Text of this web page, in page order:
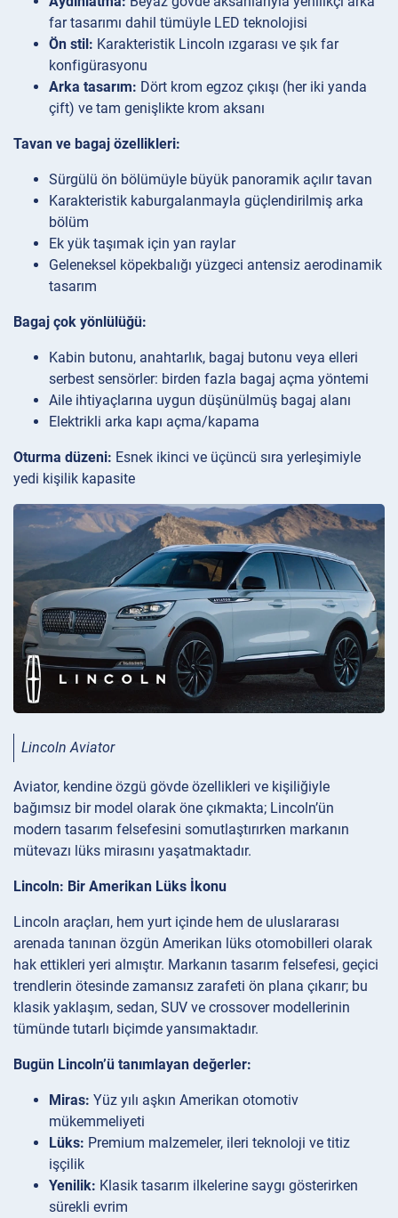
far tasarımı dahil tümüyle LED teknolojisi
Ön stil: Karakteristik Lincoln ızgarası ve şık far
konfigürasyonu
Arka tasarım: Dört krom egzoz çıkışı (her iki yanda
çift) ve tam genişlikte krom aksanı
Tavan ve bagaj özellikleri:
Sürgülü ön bölümüyle büyük panoramik açılır tavan
Karakteristik kaburgalanmayla güçlendirilmiş arka
bölüm
Ek yük taşımak için yan raylar
Geleneksel köpekbalığı yüzgeci antensiz aerodinamik
tasarım
Bagaj çok yönlülüğü:
Kabin butonu, anahtarlık, bagaj butonu veya elleri
serbest sensörler: birden fazla bagaj açma yöntemi
Aile ihtiyaçlarına uygun düşünülmüş bagaj alanı
Elektrikli arka kapı açma/kapama
Oturma düzeni: Esnek ikinci ve üçüncü sıra yerleşimiyle
yedi kişilik kapasite
Lincoln Aviator
Aviator, kendine özgü gövde özellikleri ve kişiliğiyle
bağımsız bir model olarak öne çıkmakta; Lincoln’ün
modern tasarım felsefesini somutlaştırırken markanın
mütevazı lüks mirasını yaşatmaktadır.
Lincoln: Bir Amerikan Lüks İkonu
Lincoln araçları, hem yurt içinde hem de uluslararası
arenada tanınan özgün Amerikan lüks otomobilleri olarak
hak ettikleri yeri almıştır. Markanın tasarım felsefesi, geçici
trendlerin ötesinde zamansız zarafeti ön plana çıkarır; bu
klasik yaklaşım, sedan, SUV ve crossover modellerinin
tümünde tutarlı biçimde yansımaktadır.
Bugün Lincoln’ü tanımlayan değerler:
Miras: Yüz yılı aşkın Amerikan otomotiv
mükemmeliyeti
Lüks: Premium malzemeler, ileri teknoloji ve titiz
işçilik
Yenilik: Klasik tasarım ilkelerine saygı gösterirken
sürekli evrim